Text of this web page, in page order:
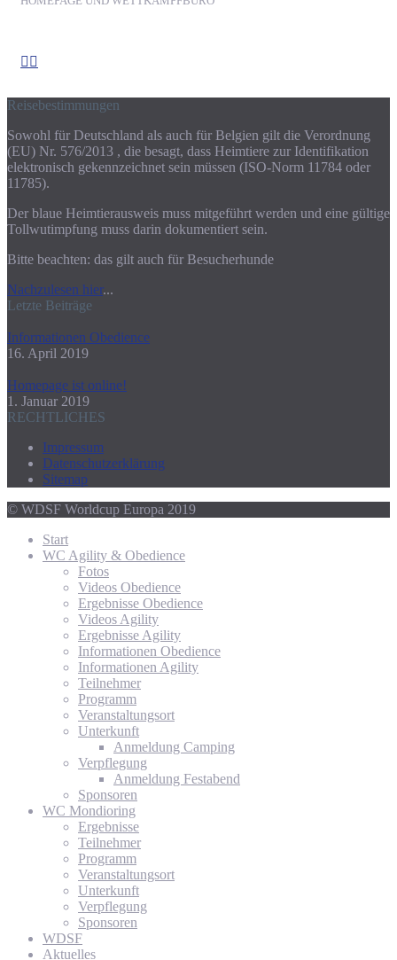
 
Reisebestimmungen
Sowohl für Deutschland als auch für Belgien gilt die Verordnung
(EU) Nr. 576/2013 , die besagt, dass Heimtiere zur Identifikation
elektronisch gekennzeichnet sein müssen (ISO-Norm 11784 oder
11785).
Der blaue Heimtierausweis muss mitgeführt werden und eine gültige
Tollwutimpfung muss darin dokumentiert sein.
Bitte beachten: das gilt auch für Besucherhunde
Nachzulesen hier...
Letzte Beiträge
Informationen Obedience
16. April 2019
Homepage ist online!
1. Januar 2019
RECHTLICHES
Impressum
Datenschutzerklärung
Sitemap
© WDSF Worldcup Europa 2019
Start
WC Agility & Obedience
Fotos
Videos Obedience
Ergebnisse Obedience
Videos Agility
Ergebnisse Agility
Informationen Obedience
Informationen Agility
Teilnehmer
Programm
Veranstaltungsort
Unterkunft
Anmeldung Camping
Verpflegung
Anmeldung Festabend
Sponsoren
WC Mondioring
Ergebnisse
Teilnehmer
Programm
Veranstaltungsort
Unterkunft
Verpflegung
Sponsoren
WDSF
Aktuelles